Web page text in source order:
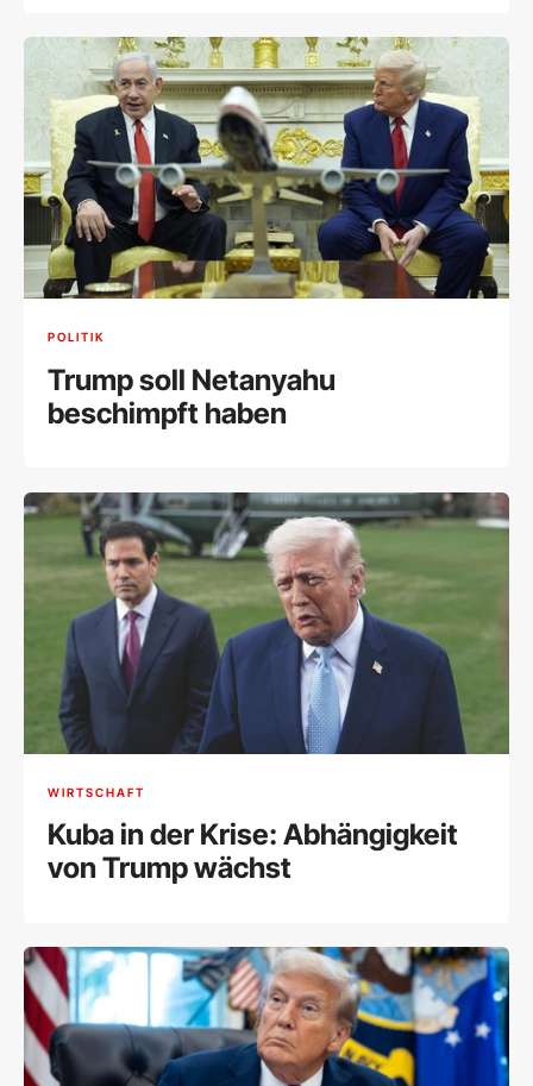
POLITIK
Trump soll Netanyahu
beschimpft haben
WIRTSCHAFT
Kuba in der Krise: Abhängigkeit
von Trump wächst